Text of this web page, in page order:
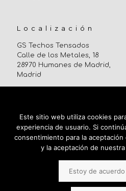
Localización
GS Techos Tensados
Calle de los Metales, 18
28970 Humanes de Madrid,
Madrid
© 2017 GS Techos Tensados. |
Este sitio web utiliza cookies
experiencia de usuario. Si
consentimiento para la
y la aceptación de nuestra
Estoy de acuerdo